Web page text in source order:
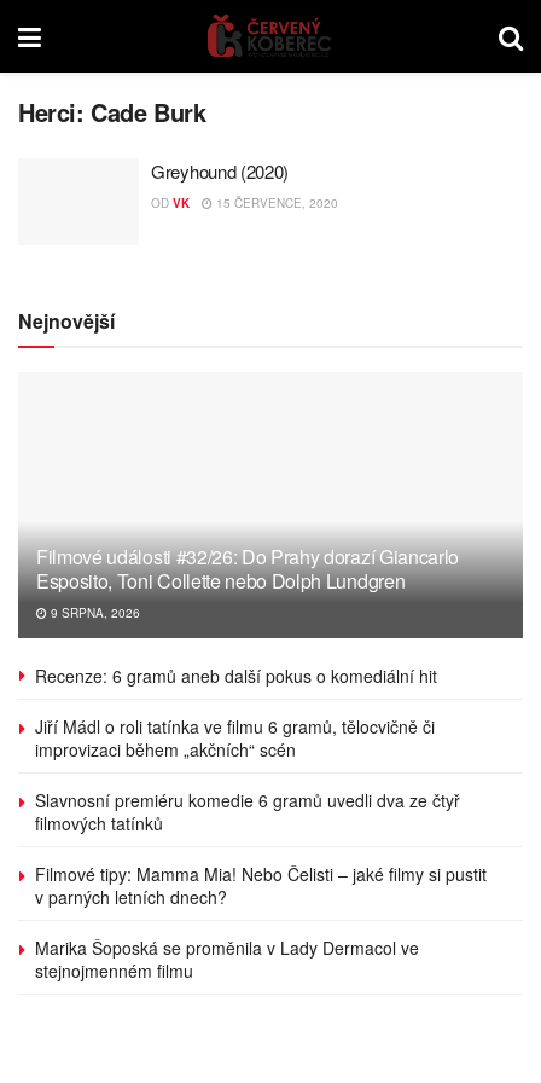
Herci: Cade Burk
Greyhound (2020)
OD VK 15 ČERVENCE, 2020
Nejnovější
Filmové události #32/26: Do Prahy dorazí Giancarlo
Esposito, Toni Collette nebo Dolph Lundgren
9 SRPNA, 2026
Recenze: 6 gramů aneb další pokus o komediální hit
Jiří Mádl o roli tatínka ve filmu 6 gramů, tělocvičně či
improvizaci během „akčních“ scén
Slavnosní premiéru komedie 6 gramů uvedli dva ze čtyř
filmových tatínků
Filmové tipy: Mamma Mia! Nebo Čelisti – jaké filmy si pustit
v parných letních dnech?
Marika Šoposká se proměnila v Lady Dermacol ve
stejnojmenném filmu